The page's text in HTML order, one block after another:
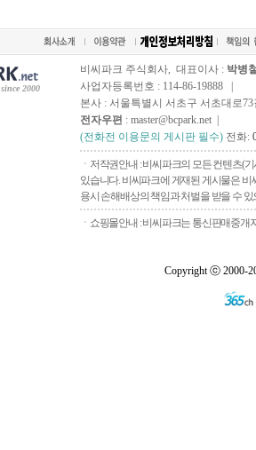
since 2000
비씨파크 주식회사, 대표이사 : 박병
사업자등록번호 : 114-86-19888 |
본사 : 서울특별시 서초구 서초대로73
전자우편 : master@bcpark.net |
(전화전 이용문의 게시판 필수) 전화:
ㆍ저작권안내 : 비씨파크의 모든 컨텐츠(
있습니다. 비씨파크에 게재된 게시물은
용시 손해배상의 책임과 처벌을 받을 수
ㆍ쇼핑몰안내 : 비씨파크는 통신판매중개
Copyright ⓒ 2000-